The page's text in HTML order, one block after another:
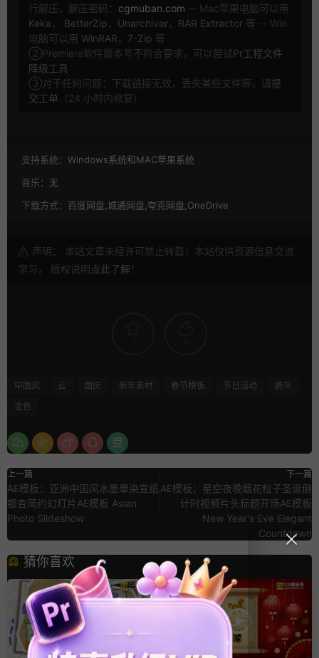
行解压，解压密码： cgmuban.com -- Mac苹果电脑可以用
Keka ， BetterZip ， Unarchiver， RAR Extractor 等 -- Win
电脑可以用 WinRAR ， 7-Zip 等
②Premiere软件版本号不符合要求，可以尝试Pr工程文件
降级工具
③对于任何问题：下载链接无效，丢失某些文件等，请提
交工单 （24 小时内修复）
支持系统： Windows系统和MAC苹果系统
音乐： 无
下载方式： 百度网盘,城通网盘,夸克网盘,OneDrive
声明： 本站文章未经许可禁止转载！本站仅供资源信息交流
学习， 版权说明点此了解 ！
中国风 云 国庆 新年素材 春节模板 节日活动
跨年
金色
上一篇
AE模板：亚洲中国风水墨晕染宣纸
银杏简约幻灯片AE模板 Asian
Photo Slideshow
下一篇
AE模板：星空夜晚烟花粒子圣诞倒
计时视频片头标题开场AE模板
New Year's Eve Elegant
Countdown
猜你喜欢